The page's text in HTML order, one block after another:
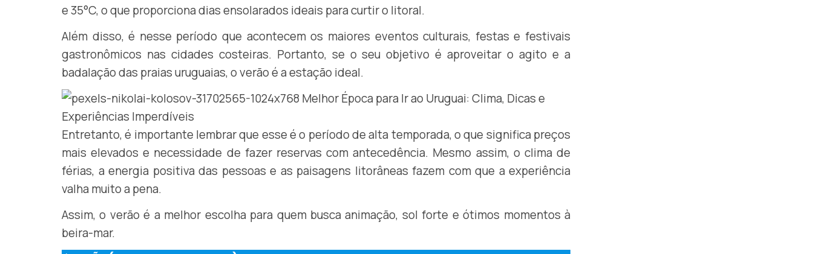
e 35°C, o que proporciona dias ensolarados ideais para curtir o litoral.
Além disso, é nesse período que acontecem os maiores eventos culturais, festas e festivais
gastronômicos nas cidades costeiras. Portanto, se o seu objetivo é aproveitar o agito e a
badalação das praias uruguaias, o verão é a estação ideal.
Entretanto, é importante lembrar que esse é o período de alta temporada, o que significa preços
mais elevados e necessidade de fazer reservas com antecedência. Mesmo assim, o clima de
férias, a energia positiva das pessoas e as paisagens litorâneas fazem com que a experiência
valha muito a pena.
Assim, o verão é a melhor escolha para quem busca animação, sol forte e ótimos momentos à
beira-mar.